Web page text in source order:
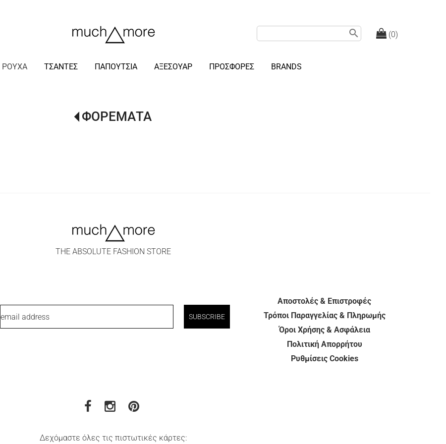
(0)
search
ΡΟΥΧΑ ΤΣΑΝΤΕΣ ΠΑΠΟΥΤΣΙΑ ΑΞΕΣΟΥΑΡ ΠΡΟΣΦΟΡΕΣ BRANDS
ΦΟΡΕΜΑΤΑ
THE ABSOLUTE FASHION STORE
email address SUBSCRIBE
Αποστολές & Επιστροφές
Τρόποι Παραγγελίας & Πληρωμής
Όροι Χρήσης & Ασφάλεια
Πολιτική Απορρήτου
Ρυθμίσεις Cookies
Δεχόμαστε όλες τις πιστωτικές κάρτες: